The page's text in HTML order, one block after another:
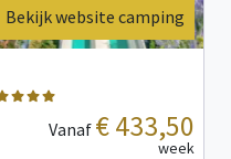
Bekijk website camping
Vanaf € 433,50
week